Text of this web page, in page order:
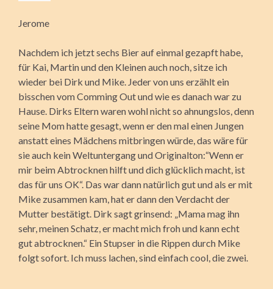
Jerome
Nachdem ich jetzt sechs Bier auf einmal gezapft habe,
für Kai, Martin und den Kleinen auch noch, sitze ich
wieder bei Dirk und Mike. Jeder von uns erzählt ein
bisschen vom Comming Out und wie es danach war zu
Hause. Dirks Eltern waren wohl nicht so ahnungslos, denn
seine Mom hatte gesagt, wenn er den mal einen Jungen
anstatt eines Mädchens mitbringen würde, das wäre für
sie auch kein Weltuntergang und Originalton:“Wenn er
mir beim Abtrocknen hilft und dich glücklich macht, ist
das für uns OK“. Das war dann natürlich gut und als er mit
Mike zusammen kam, hat er dann den Verdacht der
Mutter bestätigt. Dirk sagt grinsend: „Mama mag ihn
sehr, meinen Schatz, er macht mich froh und kann echt
gut abtrocknen.“ Ein Stupser in die Rippen durch Mike
folgt sofort. Ich muss lachen, sind einfach cool, die zwei.